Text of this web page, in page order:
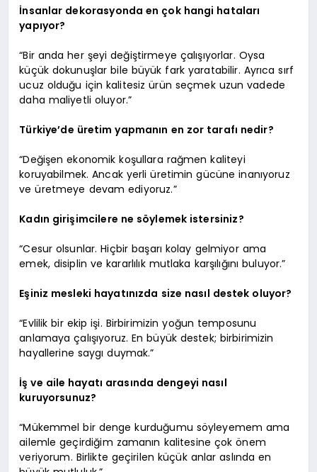
İnsanlar dekorasyonda en çok hangi hataları
yapıyor?
“Bir anda her şeyi değiştirmeye çalışıyorlar. Oysa
küçük dokunuşlar bile büyük fark yaratabilir. Ayrıca sırf
ucuz olduğu için kalitesiz ürün seçmek uzun vadede
daha maliyetli oluyor.”
Türkiye’de üretim yapmanın en zor tarafı nedir?
“Değişen ekonomik koşullara rağmen kaliteyi
koruyabilmek. Ancak yerli üretimin gücüne inanıyoruz
ve üretmeye devam ediyoruz.”
Kadın girişimcilere ne söylemek istersiniz?
“Cesur olsunlar. Hiçbir başarı kolay gelmiyor ama
emek, disiplin ve kararlılık mutlaka karşılığını buluyor.”
Eşiniz mesleki hayatınızda size nasıl destek oluyor?
“Evlilik bir ekip işi. Birbirimizin yoğun temposunu
anlamaya çalışıyoruz. En büyük destek; birbirimizin
hayallerine saygı duymak.”
İş ve aile hayatı arasında dengeyi nasıl
kuruyorsunuz?
“Mükemmel bir denge kurduğumu söyleyemem ama
ailemle geçirdiğim zamanın kalitesine çok önem
veriyorum. Birlikte geçirilen küçük anlar aslında en